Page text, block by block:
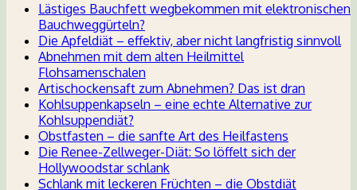
Lästiges Bauchfett wegbekommen mit elektronischen
Bauchweggürteln?
Die Apfeldiät – effektiv, aber nicht langfristig sinnvoll
Abnehmen mit dem alten Heilmittel
Flohsamenschalen
Artischockensaft zum Abnehmen? Das ist dran
Kohlsuppenkapseln – eine echte Alternative zur
Kohlsuppendiät?
Obstfasten – die sanfte Art des Heilfastens
Die Renee-Zellweger-Diät: So löffelt sich der
Hollywoodstar schlank
Schlank mit leckeren Früchten – die Obstdiät